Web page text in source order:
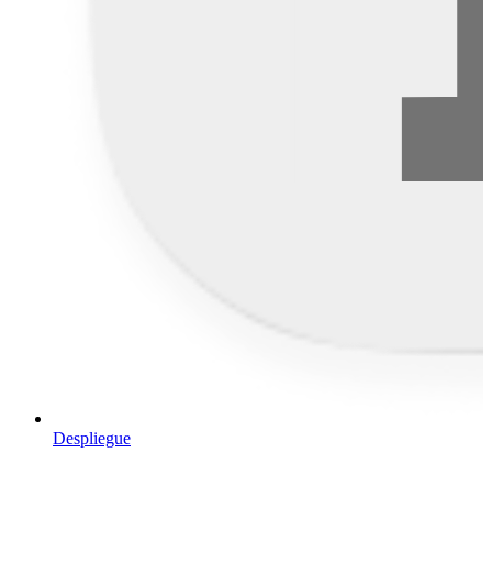
Despliegue